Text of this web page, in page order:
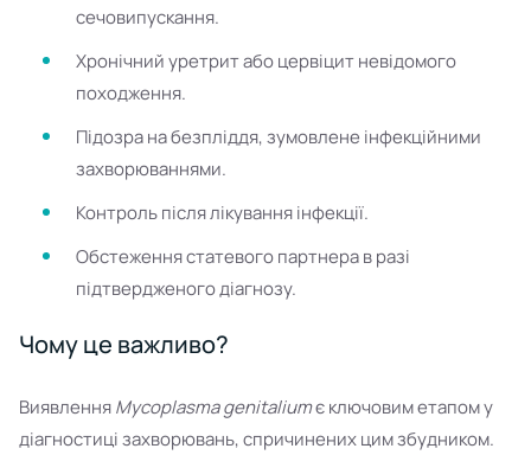
сечовипускання.
Хронічний уретрит або цервіцит невідомого
походження.
Підозра на безпліддя, зумовлене інфекційними
захворюваннями.
Контроль після лікування інфекції.
Обстеження статевого партнера в разі
підтвердженого діагнозу.
Чому це важливо?
ВиявленняMycoplasma genitaliumє ключовим етапом у
діагностиці захворювань, спричинених цим збудником.